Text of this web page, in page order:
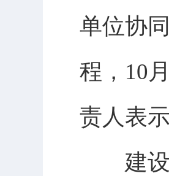
单位协
程，10
责人表示
建设